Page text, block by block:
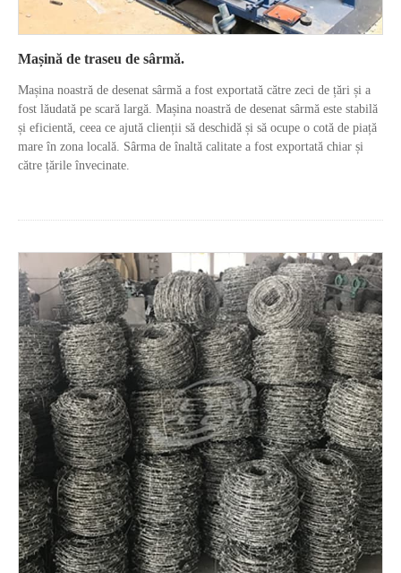
Mașină de traseu de sârmă.
Mașina noastră de desenat sârmă a fost exportată către zeci de țări și a
fost lăudată pe scară largă. Mașina noastră de desenat sârmă este stabilă
și eficientă, ceea ce ajută clienții să deschidă și să ocupe o cotă de piață
mare în zona locală. Sârma de înaltă calitate a fost exportată chiar și
către țările învecinate.